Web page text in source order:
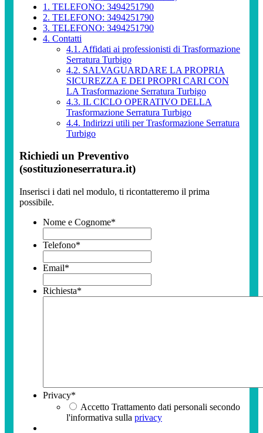
1. TELEFONO: 3494251790
2. TELEFONO: 3494251790
3. TELEFONO: 3494251790
4. Contatti
4.1. Affidati ai professionisti di Trasformazione
Serratura Turbigo
4.2. SALVAGUARDARE LA PROPRIA
SICUREZZA E DEI PROPRI CARI CON
LA Trasformazione Serratura Turbigo
4.3. IL CICLO OPERATIVO DELLA
Trasformazione Serratura Turbigo
4.4. Indirizzi utili per Trasformazione Serratura
Turbigo
Richiedi un Preventivo
(sostituzioneserratura.it)
Inserisci i dati nel modulo, ti ricontatteremo il prima
possibile.
Nome e Cognome*
Telefono*
Email*
Richiesta*
Privacy*
Accetto Trattamento dati personali secondo
l'informativa sulla privacy